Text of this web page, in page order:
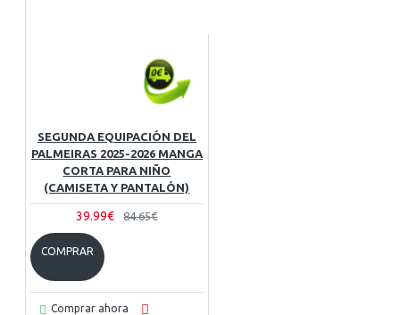
SEGUNDA EQUIPACIÓN DEL
PALMEIRAS 2025-2026 MANGA
CORTA PARA NIÑO
(CAMISETA Y PANTALÓN)
39.99€ 84.65€
COMPRAR
Comprar ahora